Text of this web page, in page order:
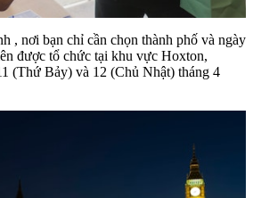
, nơi bạn chỉ cần chọn thành phố và ngày
được tổ chức tại khu vực Hoxton,
(Thứ Bảy) và 12 (Chủ Nhật) tháng 4